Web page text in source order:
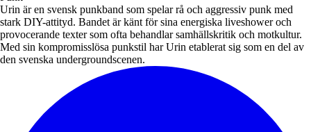
Urin är en svensk punkband som spelar rå och aggressiv punk med
stark DIY-attityd. Bandet är känt för sina energiska liveshower och
provocerande texter som ofta behandlar samhällskritik och motkultur.
Med sin kompromisslösa punkstil har Urin etablerat sig som en del av
den svenska undergroundscenen.